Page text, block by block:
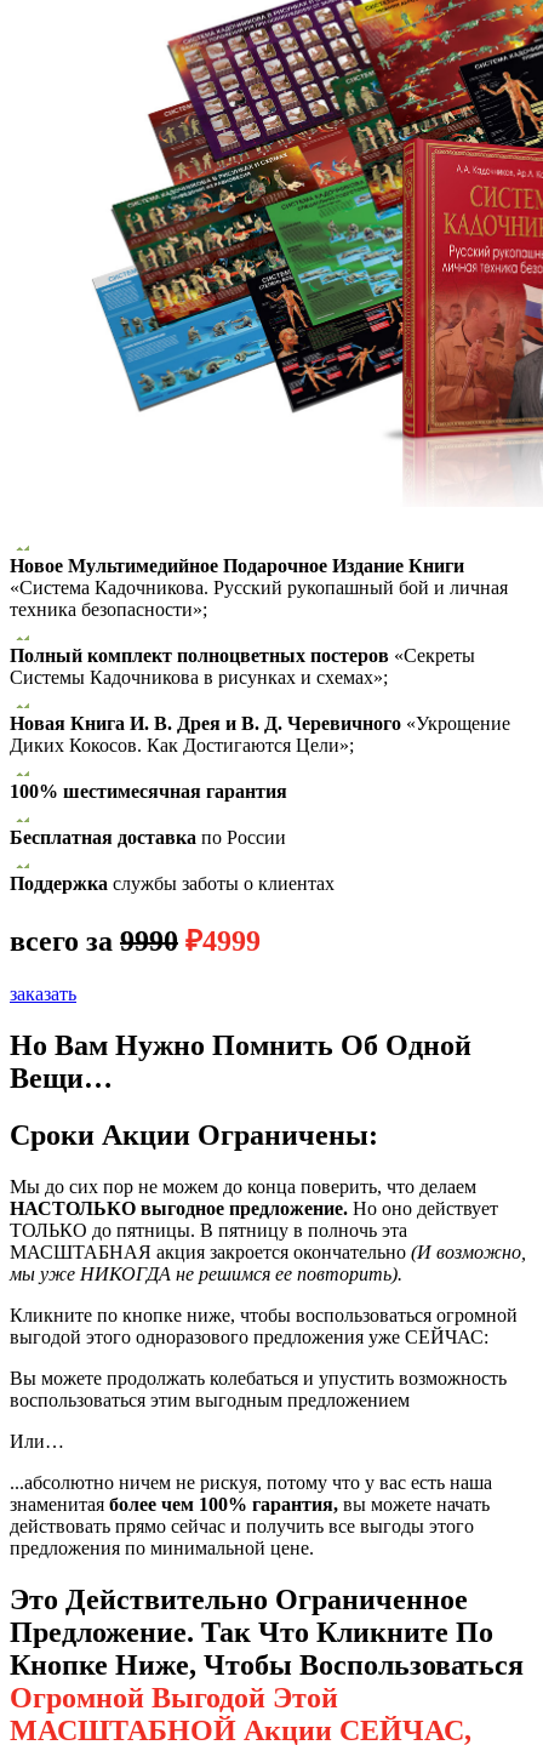
Новое Мультимедийное Подарочное Издание Книги
«Система Кадочникова. Русский рукопашный бой и личная
техника безопасности»;
Полный комплект полноцветных постеров «Секреты
Системы Кадочникова в рисунках и схемах»;
Новая Книга И. В. Дрея и В. Д. Черевичного «Укрощение
Диких Кокосов. Как Достигаются Цели»;
100% шестимесячная гарантия
Бесплатная доставка по России
Поддержка службы заботы о клиентах
всего за 9990 ₽4999
заказать
Но Вам Нужно Помнить Об Одной
Вещи…
Сроки Акции Ограничены:
Мы до сих пор не можем до конца поверить, что делаем
НАСТОЛЬКО выгодное предложение. Но оно действует
ТОЛЬКО до пятницы. В пятницу в полночь эта
МАСШТАБНАЯ акция закроется окончательно (И возможно,
мы уже НИКОГДА не решимся ее повторить).
Кликните по кнопке ниже, чтобы воспользоваться огромной
выгодой этого одноразового предложения уже СЕЙЧАС:
Вы можете продолжать колебаться и упустить возможность
воспользоваться этим выгодным предложением
Или…
...абсолютно ничем не рискуя, потому что у вас есть наша
знаменитая более чем 100% гарантия, вы можете начать
действовать прямо сейчас и получить все выгоды этого
предложения по минимальной цене.
Это Действительно Ограниченное
Предложение. Так Что Кликните По
Кнопке Ниже, Чтобы Воспользоваться
Огромной Выгодой Этой
МАСШТАБНОЙ Акции СЕЙЧАС,